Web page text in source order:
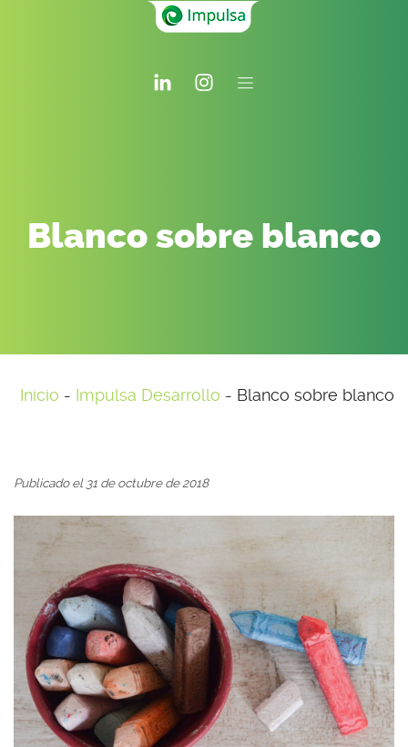
Blanco sobre blanco
Inicio - Impulsa Desarrollo - Blanco sobre blanco
Publicado el 31 de octubre de 2018